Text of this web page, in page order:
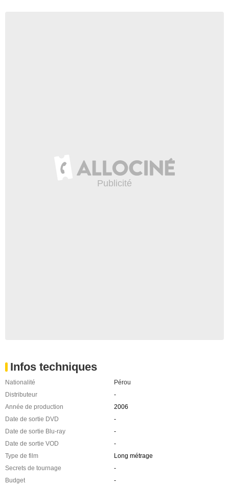
Infos techniques
Nationalité
Pérou
Distributeur
-
Année de production
2006
Date de sortie DVD
-
Date de sortie Blu-ray
-
Date de sortie VOD
-
Type de film
Long métrage
Secrets de tournage
-
Budget
-